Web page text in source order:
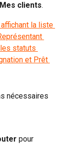
Mes clients.
nécessaires
pour